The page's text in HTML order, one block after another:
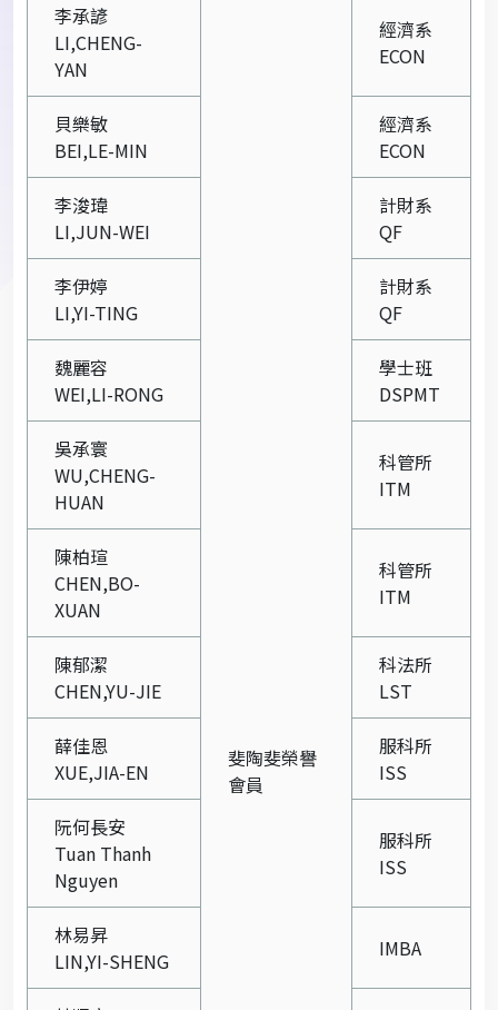
斐陶斐榮譽
會員
李承諺
LI,CHENG-
YAN
經濟系
ECON
貝樂敏
BEI,LE-MIN
經濟系
ECON
李浚瑋
LI,JUN-WEI
計財系
QF
李伊婷
LI,YI-TING
計財系
QF
魏麗容
WEI,LI-RONG
學士班
DSPMT
吳承寰
WU,CHENG-
HUAN
科管所
ITM
陳柏瑄
CHEN,BO-
XUAN
科管所
ITM
陳郁潔
CHEN,YU-JIE
科法所
LST
薛佳恩
XUE,JIA-EN
服科所
ISS
阮何長安
Tuan Thanh
Nguyen
服科所
ISS
林易昇
LIN,YI-SHENG
IMBA